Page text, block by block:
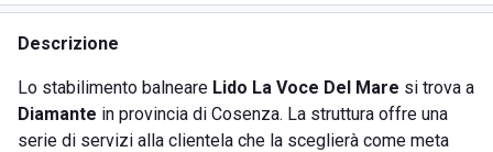
Descrizione
Lo stabilimento balneare Lido La Voce Del Mare si trova a
Diamante in provincia di Cosenza. La struttura offre una
serie di servizi alla clientela che la sceglierà come meta